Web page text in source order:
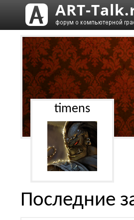
timens
Последние